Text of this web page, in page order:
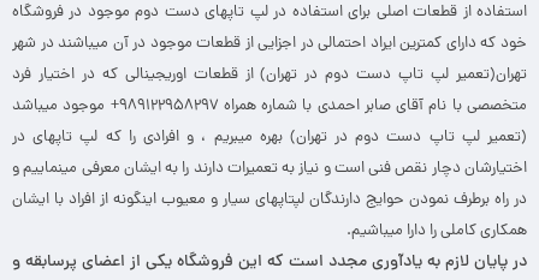
استفاده از قطعات اصلی برای استفاده در لپ تاپهای دست دوم موجود در فروشگاه
خود که دارای کمترین ایراد احتمالی در اجزایی از قطعات موجود در آن میباشند در شهر
تهران(تعمیر لپ تاپ دست دوم در تهران) از قطعات اوریجینالی که در اختیار فرد
متخصصی با نام آقای صابر احمدی با شماره همراه ۹۸۹۱۲۲۹۵۸۲۹۷+ موجود میباشد
(تعمیر لپ تاپ دست دوم در تهران) بهره میبریم ، و افرادی را که لپ تاپهای در
اختیارشان دچار نقص فنی است و نیاز به تعمیرات دارند را به ایشان معرفی مینماییم و
در راه برطرف نمودن حوایج دارندگان لپتاپهای سیار و معیوب اینگونه از افراد با ایشان
همکاری کاملی را دارا میباشیم.
در پایان لازم به یادآوری مجدد است که این فروشگاه یکی از اعضای پرسابقه و